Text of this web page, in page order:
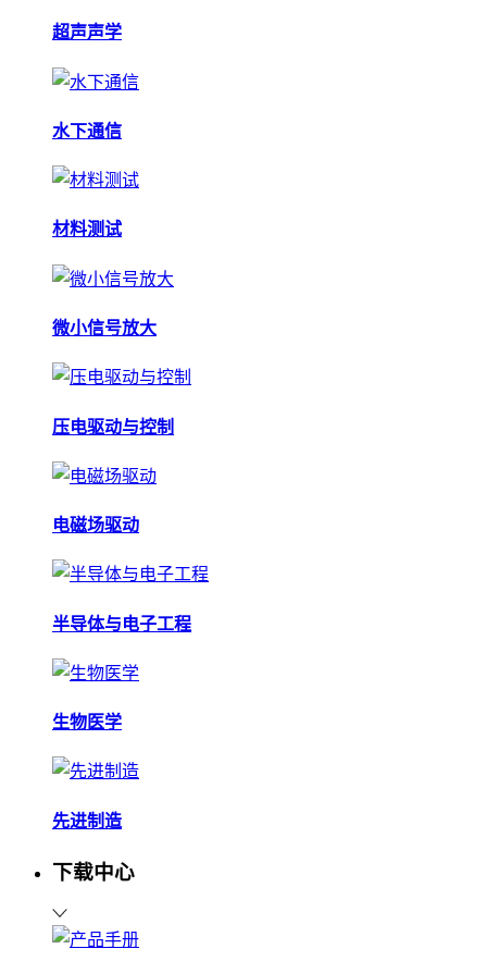
超声声学
水下通信
材料测试
微小信号放大
压电驱动与控制
电磁场驱动
半导体与电子工程
生物医学
先进制造
下载中心